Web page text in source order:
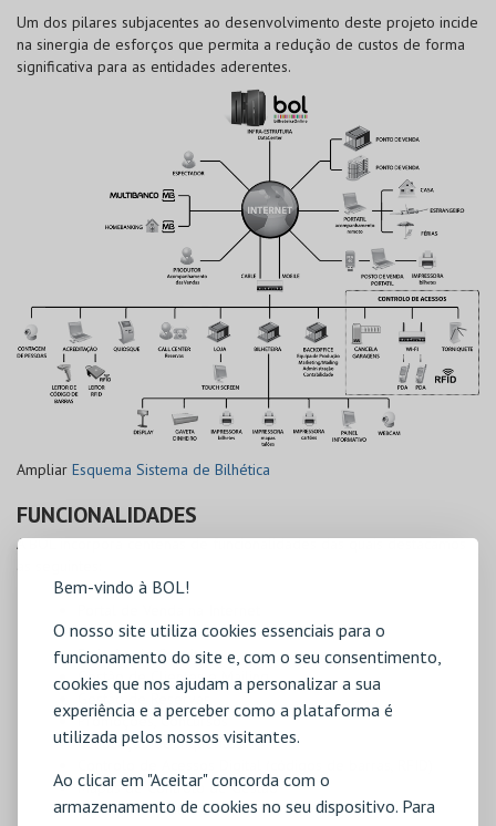
Bem-vindo à BOL!
O nosso site utiliza cookies essenciais para o
funcionamento do site e, com o seu consentimento,
cookies que nos ajudam a personalizar a sua
experiência e a perceber como a plataforma é
utilizada pelos nossos visitantes.
Ao clicar em "Aceitar" concorda com o
armazenamento de cookies no seu dispositivo. Para
Um dos pilares subjacentes ao desenvolvimento deste projeto incide
na sinergia de esforços que permita a redução de custos de forma
significativa para as entidades aderentes.
Ampliar Esquema Sistema de Bilhética
FUNCIONALIDADES
A BOL incorpora centenas de funcionalidades das quais destacamos
Venda de Bilhetes
Emissão de Convites
Gestão de Clientes e Mailing
Gestão de Reservas
Promoções, Concursos
Realização de Inquéritos
Mapas de Controlo de Gestão
Mapas de Apoio à Decisão